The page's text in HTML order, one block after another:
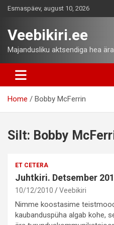
SkipEsmaspäev, august 10, 2026
Veebikiri.ee
Majandusliku aktsendiga hea
Home Bobby McFerrin
Silt: Bobby
ET CETERA
Juhtkiri. Detsember
10/12/2010 Veebikiri
Nimme koostasime
kaubanduspüha algab kohe,